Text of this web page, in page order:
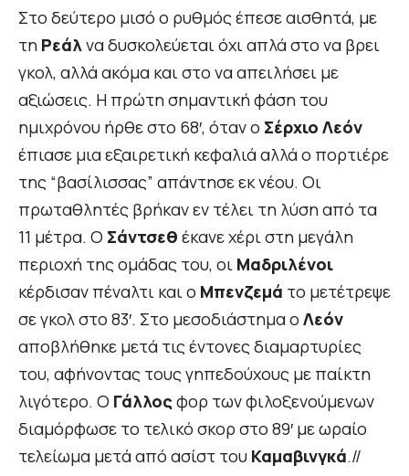
Στο δεύτερο μισό ο ρυθμός έπεσε αισθητά, με
τη Ρεάλνα δυσκολεύεται όχι απλά στο να βρει
γκολ, αλλά ακόμα και στο να απειλήσει με
αξιώσεις. Η πρώτη σημαντική φάση του
ημιχρόνου ήρθε στο 68′, όταν ο Σέρχιο Λεόν
έπιασε μια εξαιρετική κεφαλιά αλλά ο πορτιέρε
της “βασίλισσας” απάντησε εκ νέου. Οι
πρωταθλητές βρήκαν εν τέλει τη λύση από τα
11 μέτρα. Ο Σάντσεθ έκανε χέρι στη μεγάλη
περιοχή της ομάδας του, οι Μαδριλένοι
κέρδισαν πέναλτι και ο Μπενζεμά το μετέτρεψε
σε γκολ στο 83′. Στο μεσοδιάστημα ο Λεόν
αποβλήθηκε μετά τις έντονες διαμαρτυρίες
του, αφήνοντας τους γηπεδούχους με παίκτη
λιγότερο. Ο Γάλλος φορ των φιλοξενούμενων
διαμόρφωσε το τελικό σκορ στο 89′ με ωραίο
τελείωμα μετά από ασίστ του Καμαβινγκά.//